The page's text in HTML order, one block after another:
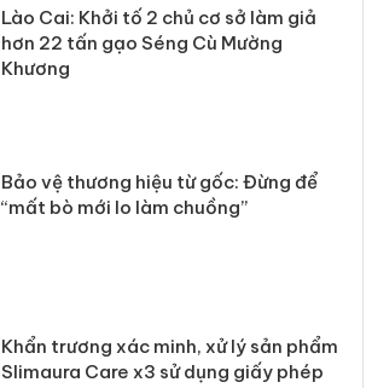
Lào Cai: Khởi tố 2 chủ cơ sở làm giả
hơn 22 tấn gạo Séng Cù Mường
Khương
Bảo vệ thương hiệu từ gốc: Đừng để
“mất bò mới lo làm chuồng”
Khẩn trương xác minh, xử lý sản phẩm
Slimaura Care x3 sử dụng giấy phép